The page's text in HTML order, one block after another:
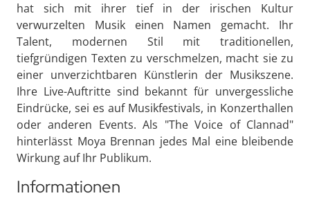
hat sich mit ihrer tief in der irischen Kultur
verwurzelten Musik einen Namen gemacht. Ihr
Talent, modernen Stil mit traditionellen,
tiefgründigen Texten zu verschmelzen, macht sie zu
einer unverzichtbaren Künstlerin der Musikszene.
Ihre Live-Auftritte sind bekannt für unvergessliche
Eindrücke, sei es auf Musikfestivals, in Konzerthallen
oder anderen Events. Als "The Voice of Clannad"
hinterlässt Moya Brennan jedes Mal eine bleibende
Wirkung auf Ihr Publikum.
Informationen